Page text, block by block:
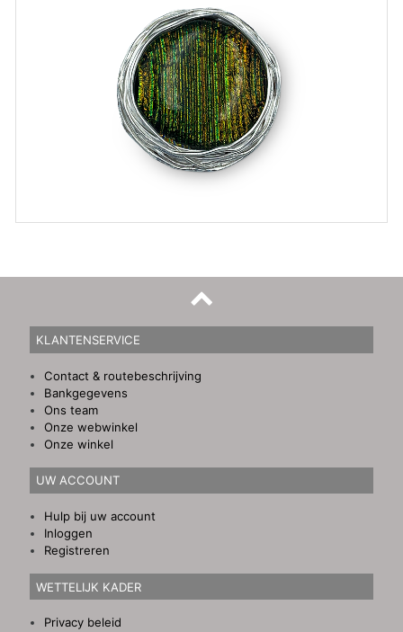
KLANTENSERVICE
Contact & routebeschrijving
Bankgegevens
Ons team
Onze webwinkel
Onze winkel
UW ACCOUNT
Hulp bij uw account
Inloggen
Registreren
WETTELIJK KADER
Privacy beleid